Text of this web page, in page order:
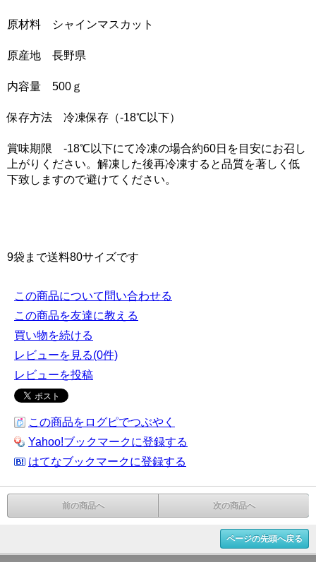
原材料 シャインマスカット
原産地 長野県
内容量 500ｇ
保存方法 冷凍保存（-18℃以下）
賞味期限 -18℃以下にて冷凍の場合約60日を目安にお召し
上がりください。解凍した後再冷凍すると品質を著しく低
下致しますので避けてください。
9袋まで送料80サイズです
この商品について問い合わせる
この商品を友達に教える
買い物を続ける
レビューを見る(0件)
レビューを投稿
この商品をログピでつぶやく
Yahoo!ブックマークに登録する
はてなブックマークに登録する
前の商品へ 次の商品へ
ページの先頭へ戻る